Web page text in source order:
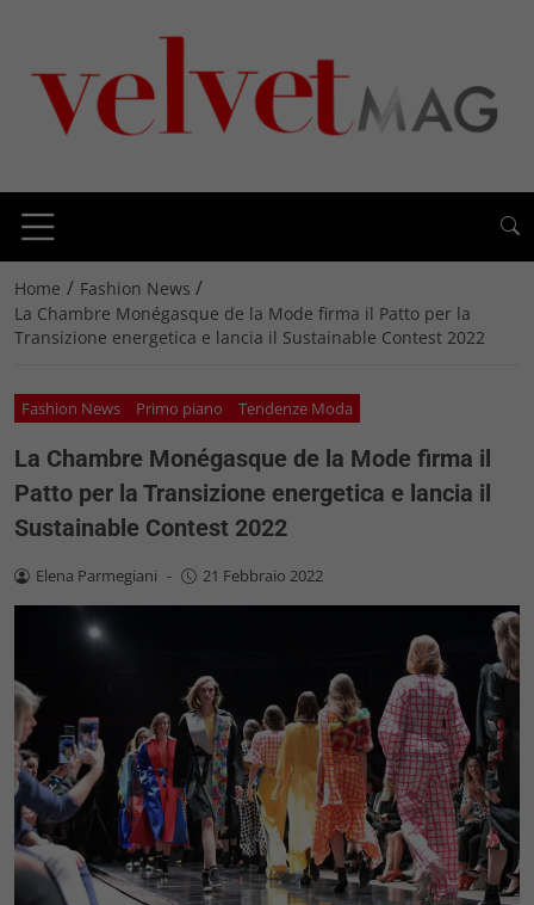
Home / Fashion News /
La Chambre Monégasque de la Mode firma il Patto per la
Transizione energetica e lancia il Sustainable Contest 2022
Fashion News Primo piano Tendenze Moda
La Chambre Monégasque de la Mode firma il
Patto per la Transizione energetica e lancia il
Sustainable Contest 2022
Elena Parmegiani - 21 Febbraio 2022